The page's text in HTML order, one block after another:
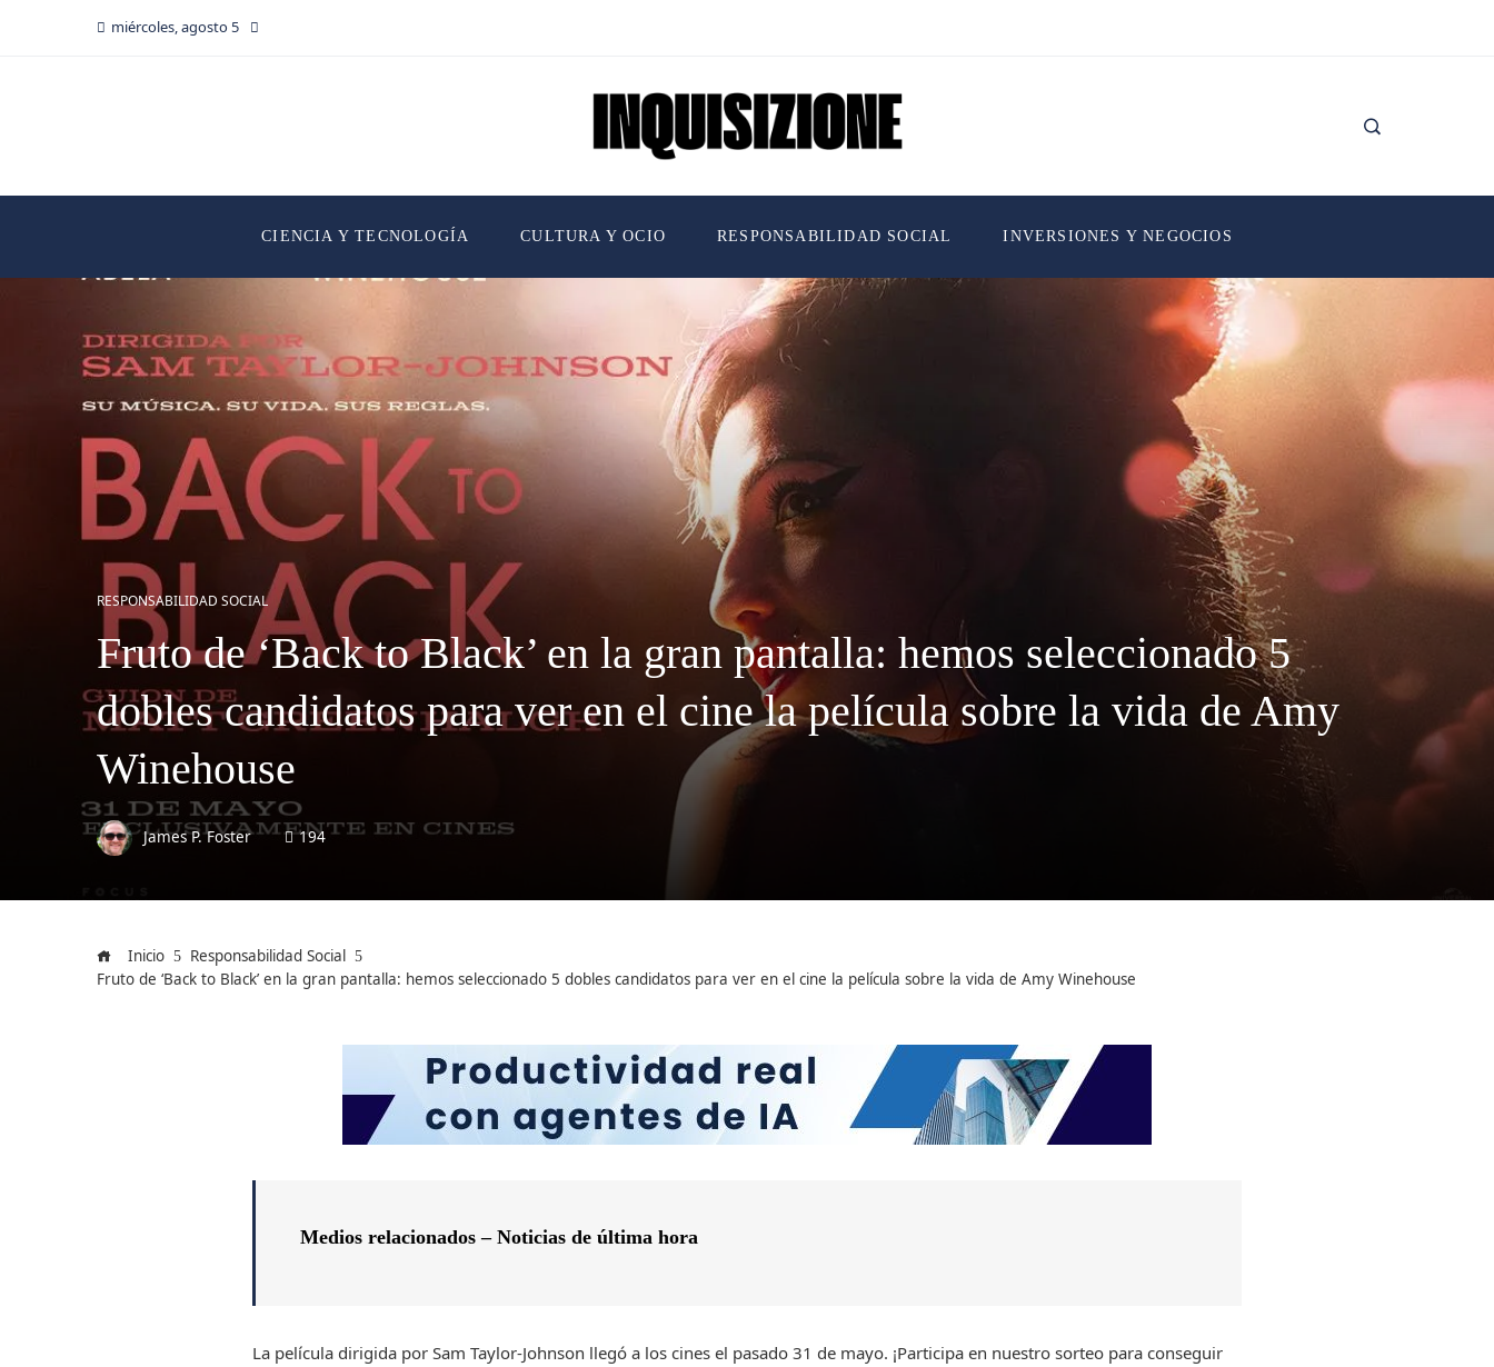
miércoles, agosto 5
CIENCIA Y TECNOLOGÍA CULTURA Y OCIO RESPONSABILIDAD SOCIAL INVERSIONES Y NEGOCIOS
RESPONSABILIDAD SOCIAL
Fruto de ‘Back to Black’ en la gran pantalla: hemos seleccionado 5
dobles candidatos para ver en el cine la película sobre la vida de Amy
Winehouse
James P. Foster 194
Inicio
Responsabilidad Social
Fruto de ‘Back to Black’ en la gran pantalla: hemos seleccionado 5 dobles candidatos para ver en el cine la película sobre la vida de Amy Winehouse
Medios relacionados – Noticias de última hora
La película dirigida por Sam Taylor-Johnson llegó a los cines el pasado 31 de mayo. ¡Participa en nuestro sorteo para conseguir